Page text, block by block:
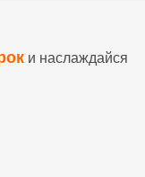
и наслаждайся